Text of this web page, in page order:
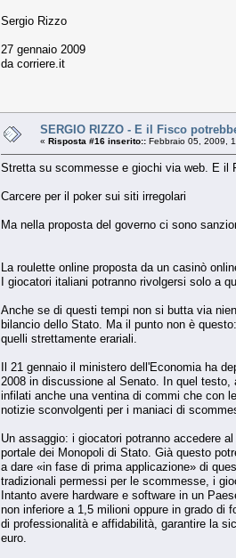
Sergio Rizzo
27 gennaio 2009
da corriere.it
SERGIO RIZZO - E il Fisco
« Risposta #16 inserito:: Febbraio 05, 2009,
Stretta su scommesse e giochi via web. E il
Carcere per il poker sui siti irregolari
Ma nella proposta del governo ci sono
La roulette online proposta da un casinò
I giocatori italiani potranno rivolgersi solo a
Anche se di questi tempi non si butta via
bilancio dello Stato. Ma il punto non è
quelli strettamente erariali.
Il 21 gennaio il ministero dell'Economia ha
2008 in discussione al Senato. In quel
infilati anche una ventina di commi che con
notizie sconvolgenti per i maniaci di
Un assaggio: i giocatori potranno accedere
portale dei Monopoli di Stato. Già questo
a dare «in fase di prima applicazione» di
tradizionali permessi per le scommesse, i
Intanto avere hardware e software in un
non inferiore a 1,5 milioni oppure in grado di
di professionalità e affidabilità, garantire la
euro.